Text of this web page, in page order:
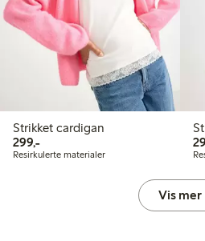
Strikket cardigan
299,-299,00 kr
Resirkulerte materialer
Vis mer